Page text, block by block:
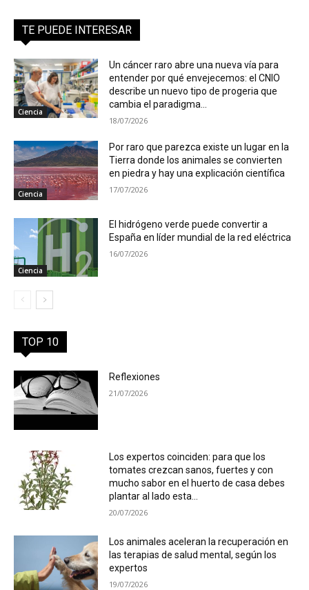
TE PUEDE INTERESAR
Ciencia
Un cáncer raro abre una nueva vía para
entender por qué envejecemos: el CNIO
describe un nuevo tipo de progeria que
cambia el paradigma...
18/07/2026
Ciencia
Por raro que parezca existe un lugar en la
Tierra donde los animales se convierten
en piedra y hay una explicación científica
17/07/2026
Ciencia
El hidrógeno verde puede convertir a
España en líder mundial de la red eléctrica
16/07/2026
TOP 10
Reflexiones
21/07/2026
Los expertos coinciden: para que los
tomates crezcan sanos, fuertes y con
mucho sabor en el huerto de casa debes
plantar al lado esta...
20/07/2026
Los animales aceleran la recuperación en
las terapias de salud mental, según los
expertos
19/07/2026